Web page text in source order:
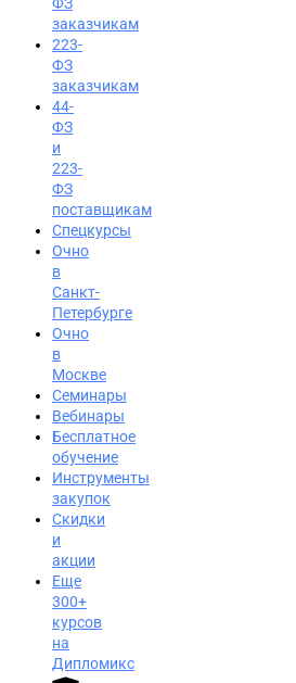
Вход на портал
8 (800) 200-24-26
заказчикам
223-
ФЗ
заказчикам
44-
ФЗ
и
223-
ФЗ
поставщикам
Спецкурсы
Очно
в
Санкт-
Петербурге
Очно
в
Москве
Семинары
Вебинары
Бесплатное
обучение
Инструменты
закупок
Скидки
и
акции
Еще
300+
курсов
на
Дипломикс